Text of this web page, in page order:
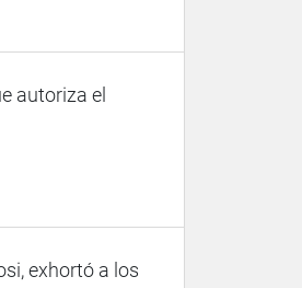
autoriza el
exhortó a los